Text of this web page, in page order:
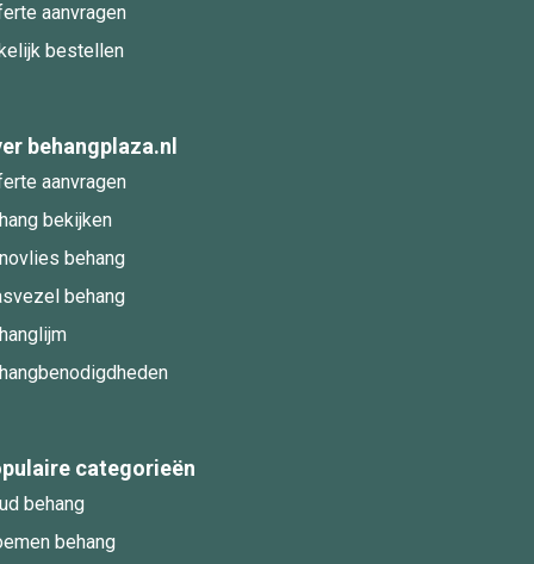
aanvragen
bestellen
behangplaza.nl
aanvragen
bekijken
behang
behang
categorieën
behang
behang